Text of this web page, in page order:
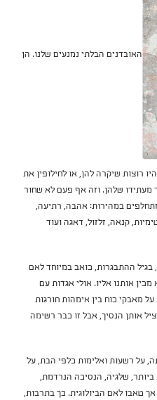
האובדנים הבלתי נמנעים שלנו. הן
רוצות שיקרה להן, או לחילופין את
מעתידו שלהן. וזה אף פעם לא שחור
במהירות: אהבה, רתיעה,
קנאה, זלזול, דאגה ועוד
ההתבגרות, כואב במיוחד לאם
אותנו אליו. אולי אגדות עם
מאבקי כוח בין אימהות חורגות
אותן הנסיך, אבל זו כבר רשימה
על רשעות ואלימות כלפי הבת, על
ביותר, שלגיה, הנסיכה הנרדמת,
טאבו לאם הביולוגית. כך בתרבות,